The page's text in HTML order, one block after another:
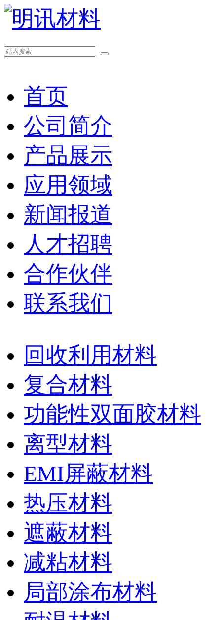
首页
公司简介
产品展示
应用领域
新闻报道
人才招聘
合作伙伴
联系我们
回收利用材料
复合材料
功能性双面胶材料
离型材料
EMI屏蔽材料
热压材料
遮蔽材料
减粘材料
局部涂布材料